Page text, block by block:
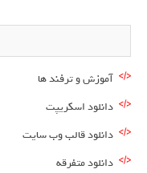
آموزش و ترفند ها
دانلود اسکریپت
دانلود قالب وب سایت
دانلود متفرقه